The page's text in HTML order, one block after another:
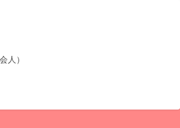
人）